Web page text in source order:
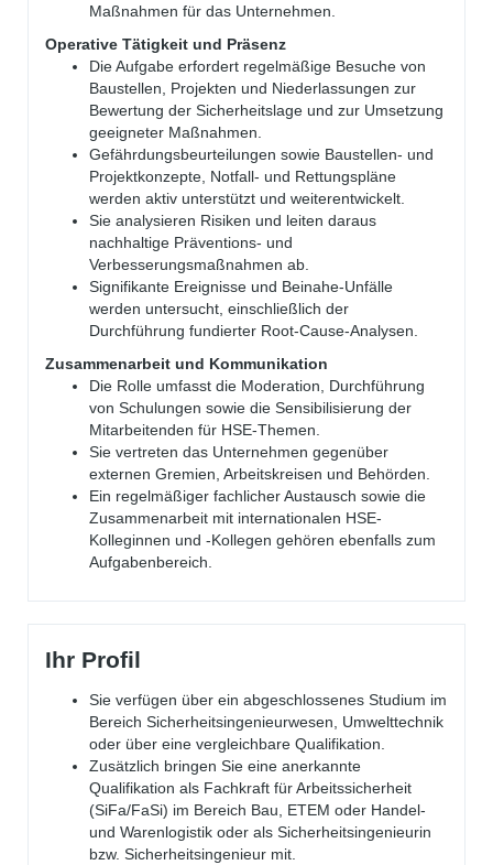
Maßnahmen für das Unternehmen.
Operative Tätigkeit und Präsenz
Die Aufgabe erfordert regelmäßige Besuche von
Baustellen, Projekten und Niederlassungen zur
Bewertung der Sicherheitslage und zur Umsetzung
geeigneter Maßnahmen.
Gefährdungsbeurteilungen sowie Baustellen- und
Projektkonzepte, Notfall- und Rettungspläne
werden aktiv unterstützt und weiterentwickelt.
Sie analysieren Risiken und leiten daraus
nachhaltige Präventions- und
Verbesserungsmaßnahmen ab.
Signifikante Ereignisse und Beinahe-Unfälle
werden untersucht, einschließlich der
Durchführung fundierter Root-Cause-Analysen.
Zusammenarbeit und Kommunikation
Die Rolle umfasst die Moderation, Durchführung
von Schulungen sowie die Sensibilisierung der
Mitarbeitenden für HSE-Themen.
Sie vertreten das Unternehmen gegenüber
externen Gremien, Arbeitskreisen und Behörden.
Ein regelmäßiger fachlicher Austausch sowie die
Zusammenarbeit mit internationalen HSE-
Kolleginnen und -Kollegen gehören ebenfalls zum
Aufgabenbereich.
Ihr Profil
Sie verfügen über ein abgeschlossenes Studium im
Bereich Sicherheitsingenieurwesen, Umwelttechnik
oder über eine vergleichbare Qualifikation.
Zusätzlich bringen Sie eine anerkannte
Qualifikation als Fachkraft für Arbeitssicherheit
(SiFa/FaSi) im Bereich Bau, ETEM oder Handel-
und Warenlogistik oder als Sicherheitsingenieurin
bzw. Sicherheitsingenieur mit.